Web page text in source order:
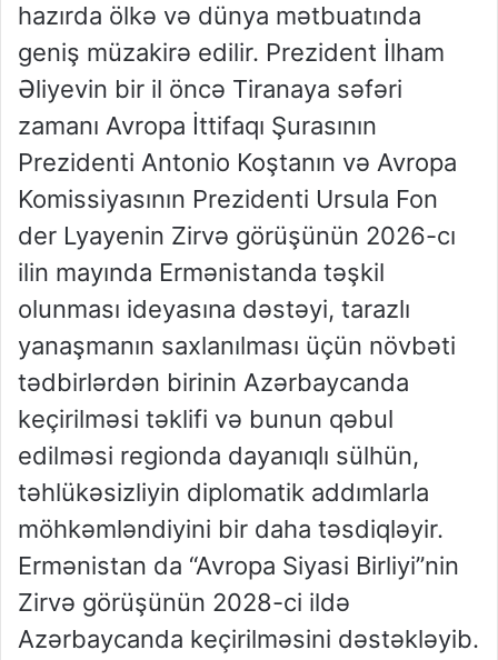
hazırda ölkə və dünya mətbuatında
geniş müzakirə edilir. Prezident İlham
Əliyevin bir il öncə Tiranaya səfəri
zamanı Avropa İttifaqı Şurasının
Prezidenti Antonio Koştanın və Avropa
Komissiyasının Prezidenti Ursula Fon
der Lyayenin Zirvə görüşünün 2026-cı
ilin mayında Ermənistanda təşkil
olunması ideyasına dəstəyi, tarazlı
yanaşmanın saxlanılması üçün növbəti
tədbirlərdən birinin Azərbaycanda
keçirilməsi təklifi və bunun qəbul
edilməsi regionda dayanıqlı sülhün,
təhlükəsizliyin diplomatik addımlarla
möhkəmləndiyini bir daha təsdiqləyir.
Ermənistan da “Avropa Siyasi Birliyi”nin
Zirvə görüşünün 2028-ci ildə
Azərbaycanda keçirilməsini dəstəkləyib.